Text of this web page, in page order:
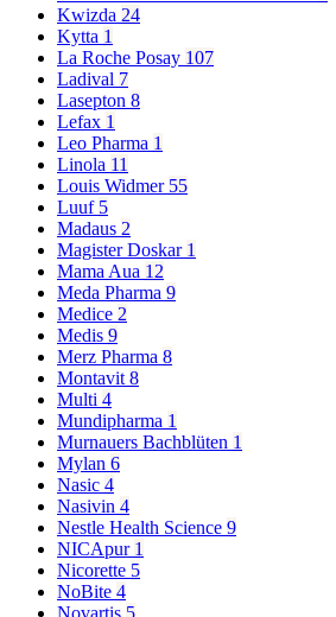
Kwizda 24
Kytta 1
La Roche Posay 107
Ladival 7
Lasepton 8
Lefax 1
Leo Pharma 1
Linola 11
Louis Widmer 55
Luuf 5
Madaus 2
Magister Doskar 1
Mama Aua 12
Meda Pharma 9
Medice 2
Medis 9
Merz Pharma 8
Montavit 8
Multi 4
Mundipharma 1
Murnauers Bachblüten 1
Mylan 6
Nasic 4
Nasivin 4
Nestle Health Science 9
NICApur 1
Nicorette 5
NoBite 4